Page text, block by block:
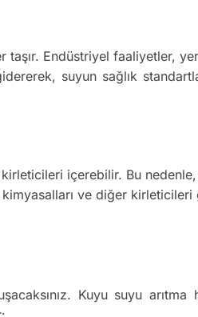
taşır. Endüstriyel faaliyetler,
suyun sağlık
içerebilir. Bu nedenle,
kimyasalları ve diğer
Kuyu suyu arıtma